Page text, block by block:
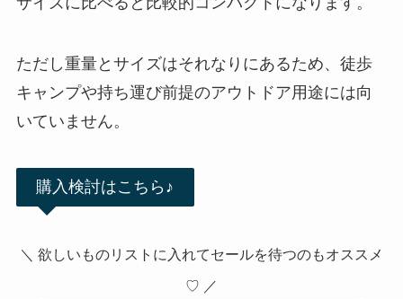
ただし重量とサイズはそれなりにあるため、徒歩
キャンプや持ち運び前提のアウトドア用途には向
いていません。
購入検討はこちら♪
＼ 欲しいものリストに入れてセールを待つのもオススメ
♡ ／